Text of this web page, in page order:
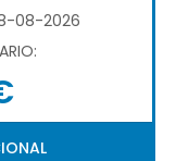
08-2026